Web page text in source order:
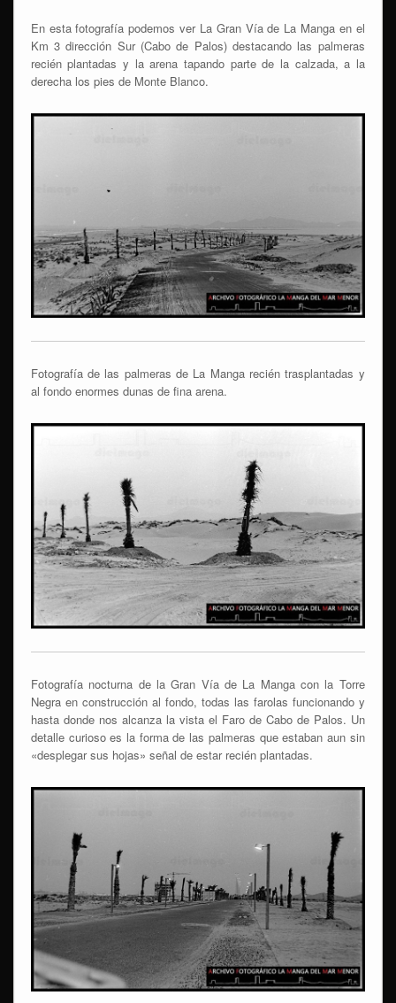
En esta fotografía podemos ver La Gran Vía de La Manga en el
Km 3 dirección Sur (Cabo de Palos) destacando las palmeras
recién plantadas y la arena tapando parte de la calzada, a la
derecha los pies de Monte Blanco.
Fotografía de las palmeras de La Manga recién trasplantadas y
al fondo enormes dunas de fina arena.
Fotografía nocturna de la Gran Vía de La Manga con la Torre
Negra en construcción al fondo, todas las farolas funcionando y
hasta donde nos alcanza la vista el Faro de Cabo de Palos. Un
detalle curioso es la forma de las palmeras que estaban aun sin
«desplegar sus hojas» señal de estar recién plantadas.